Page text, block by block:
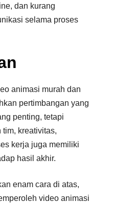
dan kurang
selama proses
animasi murah dan
pertimbangan yang
penting, tetapi
tim, kreativitas,
kerja juga memiliki
hasil akhir.
enam cara di atas,
video animasi